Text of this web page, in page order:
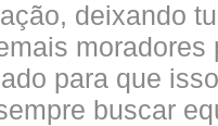
deixando
moradores
para que
buscar